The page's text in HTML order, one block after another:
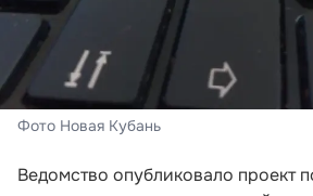
Фото Новая Кубань
Ведомство опубликовало проект